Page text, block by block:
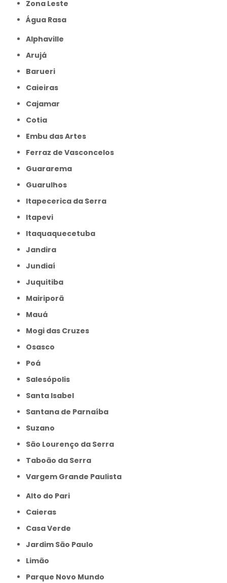
Zona Leste
Água Rasa
Alphaville
Arujá
Barueri
Caieiras
Cajamar
Cotia
Embu das Artes
Ferraz de Vasconcelos
Guararema
Guarulhos
Itapecerica da Serra
Itapevi
Itaquaquecetuba
Jandira
Jundiaí
Juquitiba
Mairiporã
Mauá
Mogi das Cruzes
Osasco
Poá
Salesópolis
Santa Isabel
Santana de Parnaíba
Suzano
São Lourenço da Serra
Taboão da Serra
Vargem Grande Paulista
Alto do Pari
Caieras
Casa Verde
Jardim São Paulo
Limão
Parque Novo Mundo